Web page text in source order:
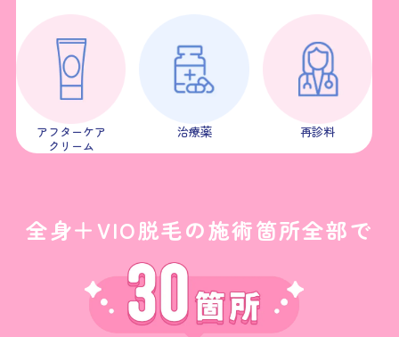
アフターケア
クリーム
治療薬 再診料
全身＋VIO脱毛の施術箇所全部で